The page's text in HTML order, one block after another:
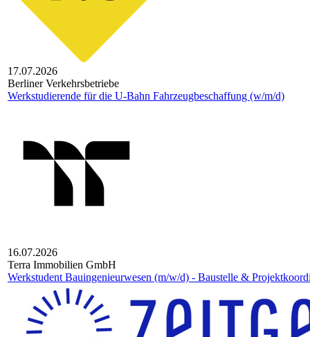
17.07.2026
Berliner Verkehrsbetriebe
Werkstudierende für die U-Bahn Fahrzeugbeschaffung (w/m/d)
16.07.2026
Terra Immobilien GmbH
Werkstudent Bauingenieurwesen (m/w/d) - Baustelle &